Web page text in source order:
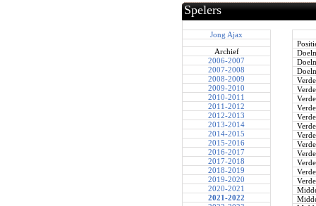
Spelers
Jong Ajax
Archief
2006-2007
2007-2008
2008-2009
2009-2010
2010-2011
2011-2012
2012-2013
2013-2014
2014-2015
2015-2016
2016-2017
2017-2018
2018-2019
2019-2020
2020-2021
2021-2022